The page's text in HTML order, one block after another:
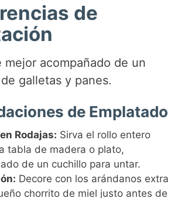
de
mejor acompañado de un
galletas y panes.
de Emplatado
Rodajas: Sirva el rollo entero
tabla de madera o plato,
de un cuchillo para untar.
Decore con los arándanos extra
chorrito de miel justo antes de